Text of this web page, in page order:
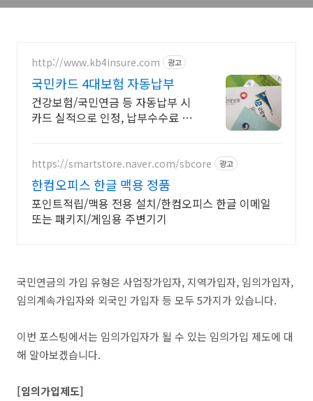
http://www.kb4insure.com 광고
국민카드 4대보험 자동납부
건강보험/국민연금 등 자동납부 시
카드 실적으로 인정, 납부수수료 할
https://smartstore.naver.com/sbcore 광고
한컴오피스 한글 맥용 정품
포인트적립/맥용 전용 설치/한컴오피스 한글 이메일
또는 패키지/게임용 주변기기
국민연금의 가입 유형은 사업장가입자, 지역가입자, 임의가입자,
임의계속가입자와 외국인 가입자 등 모두 5가지가 있습니다.
이번 포스팅에서는 임의가입자가 될 수 있는 임의가입 제도에 대
해 알아보겠습니다.
[임의가입제도]